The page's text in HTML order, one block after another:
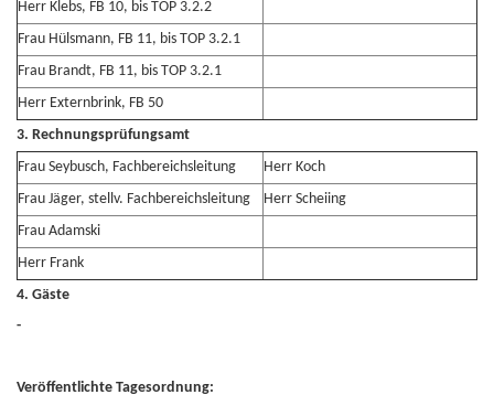
Herr Klebs, FB 10, bis TOP 3.2.2
Frau Hülsmann, FB 11, bis TOP 3.2.1
Frau Brandt, FB 11, bis TOP 3.2.1
Herr Externbrink, FB 50
3. Rechnungsprüfungsamt
Frau Seybusch, Fachbereichsleitung
Herr Koch
Frau Jäger, stellv. Fachbereichsleitung
Herr Scheiing
Frau Adamski
Herr Frank
4. Gäste
-
Veröffentlichte Tagesordnung: